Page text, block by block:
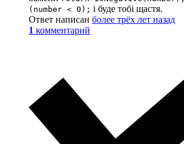
(number < 0); і буде тобі щастя.
Ответ написан более трёх лет назад
1 комментарий